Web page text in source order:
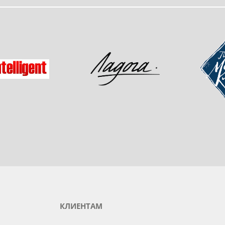
любимого бренда
Ладога
КЛИЕНТАМ